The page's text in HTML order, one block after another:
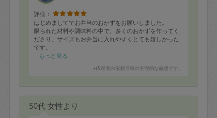
評価：
はじめましてでお弁当のおかずをお願いしました。
限られた材料や調味料の中で、多くのおかずを作ってく
ださり、サイズもお弁当に入れやすくとても嬉しかった
です。
料理器具など少ない中で、工夫してくださり、ありがと
おかずを小分けにしながらも、美味しくて、ついついつ
もっと見る
※依頼者の依頼当時の主観的な感想です。
50代 女性より